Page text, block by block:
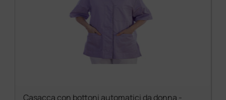
Casacca con bottoni automatici da donna -